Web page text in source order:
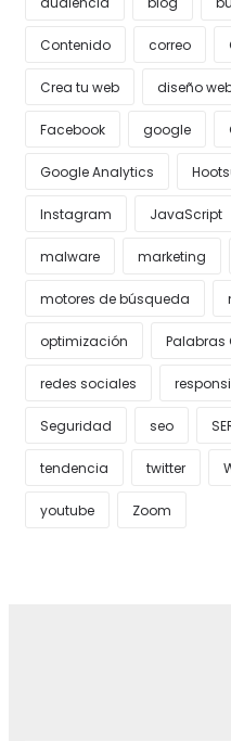
Contenido correo
Crea tu web diseño
Facebook google
Google Analytics
Instagram JavaScript
malware marketing
motores de búsqueda
optimización Palabras
redes sociales
Seguridad seo
tendencia twitter
youtube Zoom